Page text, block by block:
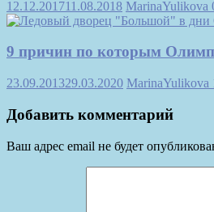
12.12.201711.08.2018 MarinaYulikova
9 причин по которым
23.09.201329.03.2020 MarinaYulikova
Добавить комментарий
Ваш адрес email не будет